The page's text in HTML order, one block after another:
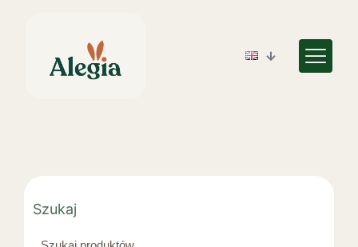
Szukaj